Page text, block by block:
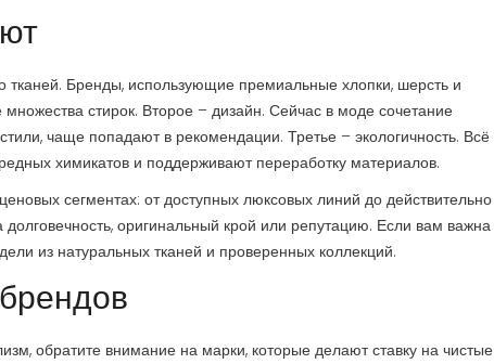
тканей. Бренды, использующие премиальные хлопки, шерсть и
стирок. Второе – дизайн. Сейчас в моде сочетание
чаще попадают в рекомендации. Третье – экологичность. Всё
химикатов и поддерживают переработку материалов.
сегментах: от доступных люксовых линий до действительно
долговечность, оригинальный крой или репутацию. Если вам важна
из натуральных тканей и проверенных коллекций.
обратите внимание на марки, которые делают ставку на чистые